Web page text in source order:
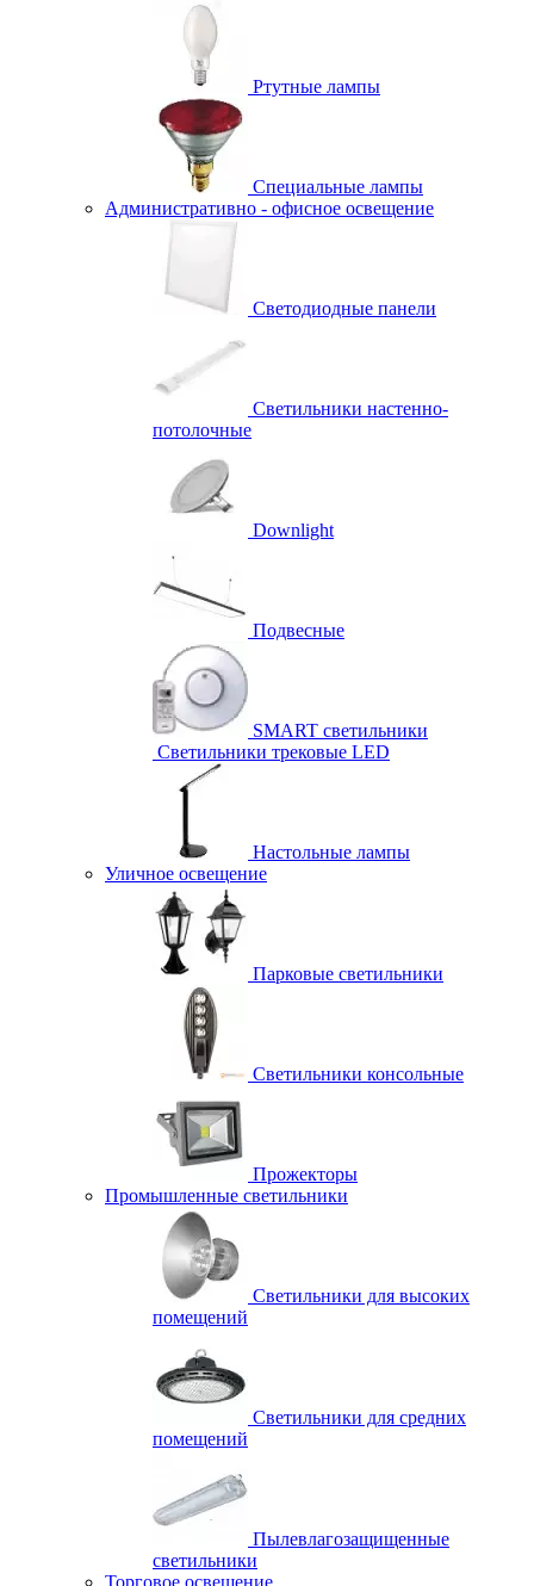
Ртутные лампы
Специальные лампы
Административно - офисное освещение
Светодиодные панели
Светильники настенно-
потолочные
Downlight
Подвесные
SMART светильники
Светильники трековые LED
Настольные лампы
Уличное освещение
Парковые светильники
Светильники консольные
Прожекторы
Промышленные светильники
Светильники для высоких
помещений
Светильники для средних
помещений
Пылевлагозащищенные
светильники
Торговое освещение